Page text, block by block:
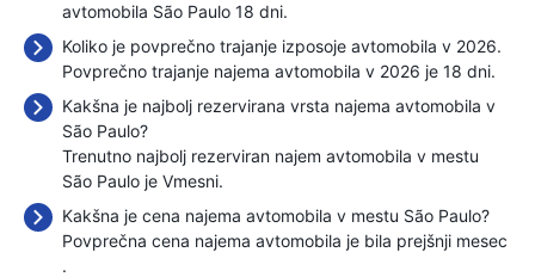
avtomobila São Paulo 18 dni.
Koliko je povprečno trajanje izposoje avtomobila v 2026.
Povprečno trajanje najema avtomobila v 2026 je 18 dni.
Kakšna je najbolj rezervirana vrsta najema avtomobila v
São Paulo?
Trenutno najbolj rezerviran najem avtomobila v mestu
São Paulo je Vmesni.
Kakšna je cena najema avtomobila v mestu São Paulo?
Povprečna cena najema avtomobila je bila prejšnji mesec
.